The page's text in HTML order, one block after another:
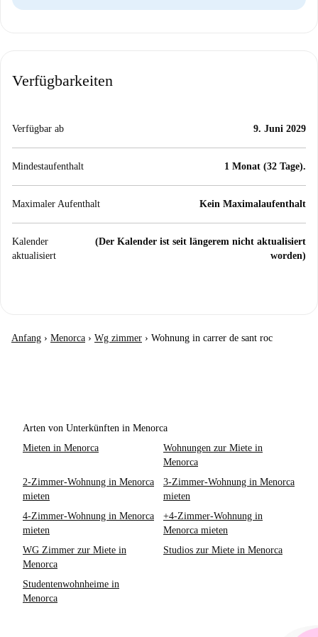
Verfügbarkeiten
Verfügbar ab 9. Juni 2029
Mindestaufenthalt 1 Monat (32 Tage).
Maximaler Aufenthalt Kein Maximalaufenthalt
Kalender
aktualisiert
(Der Kalender ist seit längerem nicht aktualisiert
worden)
Anfang › Menorca › Wg zimmer › Wohnung in carrer de sant roc
Arten von Unterkünften in Menorca
Mieten in Menorca
Wohnungen zur Miete in
Menorca
2-Zimmer-Wohnung in Menorca
mieten
3-Zimmer-Wohnung in Menorca
mieten
4-Zimmer-Wohnung in Menorca
mieten
+4-Zimmer-Wohnung in
Menorca mieten
WG Zimmer zur Miete in
Menorca
Studios zur Miete in Menorca
Studentenwohnheime in
Menorca